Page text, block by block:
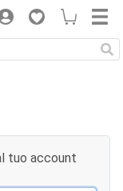
tuo account